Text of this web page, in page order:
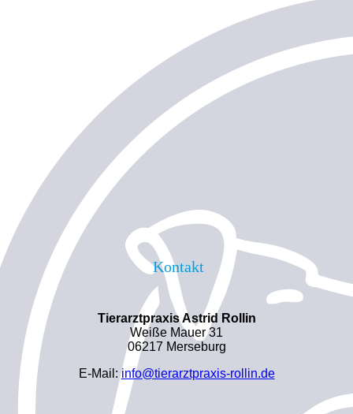
Kontakt
Tierarztpraxis Astrid Rollin
Weiße Mauer 31
06217 Merseburg
E-Mail:info@tierarztpraxis-rollin.de